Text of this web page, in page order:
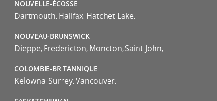
NOUVELLE-ÉCOSSE
Dartmouth Halifax Hatchet Lake
NOUVEAU-BRUNSWICK
Dieppe Fredericton Moncton Saint John
COLOMBIE-BRITANNIQUE
Kelowna Surrey Vancouver